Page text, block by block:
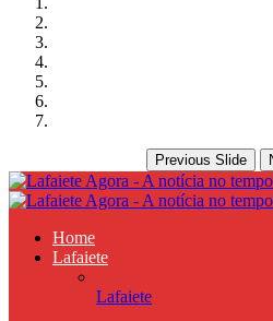
Previous Slide
Home
Lafaiete
Lafaiete